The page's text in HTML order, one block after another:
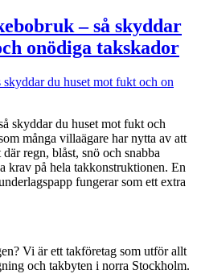
– så skyddar
onödiga takskador
skyddar du huset mot fukt och
många villaägare har nytta av att
regn, blåst, snö och snabba
krav på hela takkonstruktionen. En
fungerar som ett extra
Vi är ett takföretag som utför allt
och takbyten i norra Stockholm.